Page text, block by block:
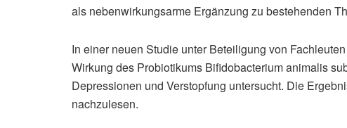
als nebenwirkungsarme Ergänzung zu bestehenden
In einer neuen Studie unter Beteiligung von
Wirkung des Probiotikums Bifidobacterium animalis
Depressionen und Verstopfung untersucht. Die
nachzulesen.